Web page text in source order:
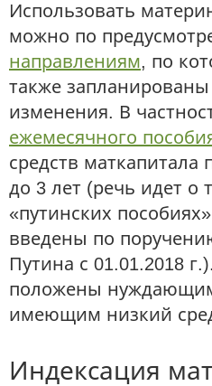
Использовать
можно по
направлениям, по
также
изменения. В
ежемесячного
средств маткапитала
до 3 лет (речь идет о
«путинских
введены по
Путина с 01.01.2018
положены
имеющим низкий
Индексация